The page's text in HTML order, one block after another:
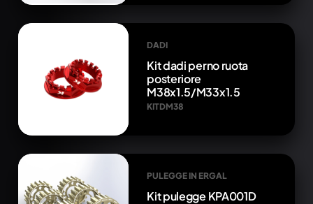
DADI
Kit dadi perno ruota
posteriore
M38x1.5/M33x1.5
KITDM38
PULEGGE IN ERGAL
Kit pulegge KPA001D